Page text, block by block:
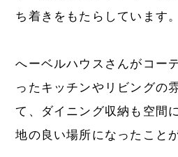
ち着きをもたらしています。
へーベルハウスさんがコー
ったキッチンやリビングの
て、ダイニング収納も空間
地の良い場所になったこと